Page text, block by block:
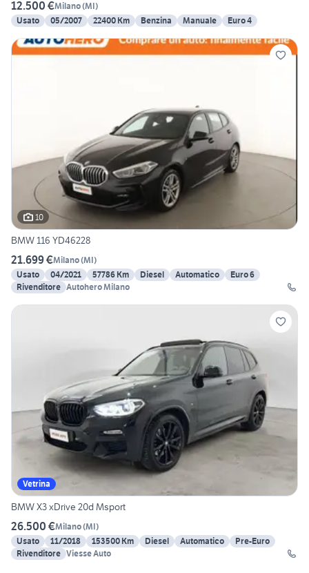
12.500 €Milano(MI)
Usato
05/2007 22400 Km Benzina Manuale Euro 4
10
BMW 116 YD46228
21.699 €Milano(MI)
Usato
04/2021 57786 Km Diesel Automatico
Euro 6
Rivenditore Autohero Milano
Vetrina
BMW X3 xDrive 20d Msport
26.500 €Milano(MI)
Usato
11/2018 153500 Km Diesel Automatico
Pre-Euro
Rivenditore Viesse Auto